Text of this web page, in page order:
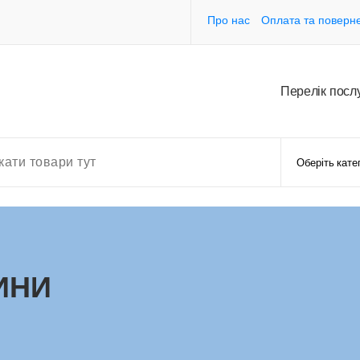
Про нас Оплата та
Перелік посл